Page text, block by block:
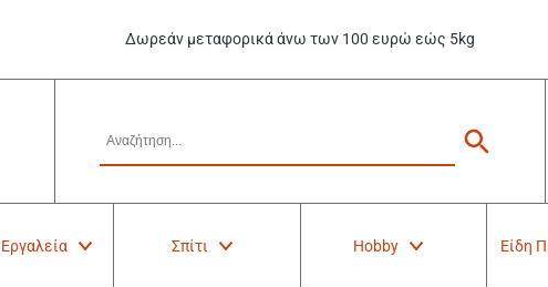
Δωρεάν μεταφορικά άνω των 100 ευρώ εώς 5kg
Σπίτι Hobby Είδη